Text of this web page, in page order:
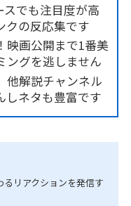
スでも注目度が高
クの反応集です
映画公開まで1番美
ングを逃しません
他解説チャンネル
しネタも豊富です
リアクションを発信す